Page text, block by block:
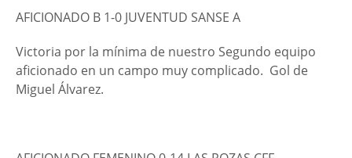
AFICIONADO B 1-0 JUVENTUD SANSE A
Victoria por la mínima de nuestro Segundo equipo
aficionado en un campo muy complicado. Gol de
Miguel Álvarez.